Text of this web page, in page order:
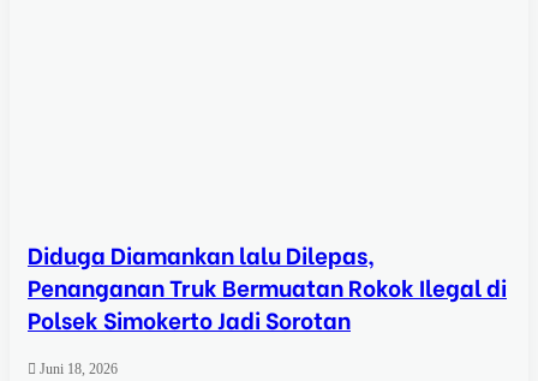
Diduga Diamankan lalu Dilepas,
Penanganan Truk Bermuatan Rokok Ilegal di
Polsek Simokerto Jadi Sorotan
Juni 18, 2026